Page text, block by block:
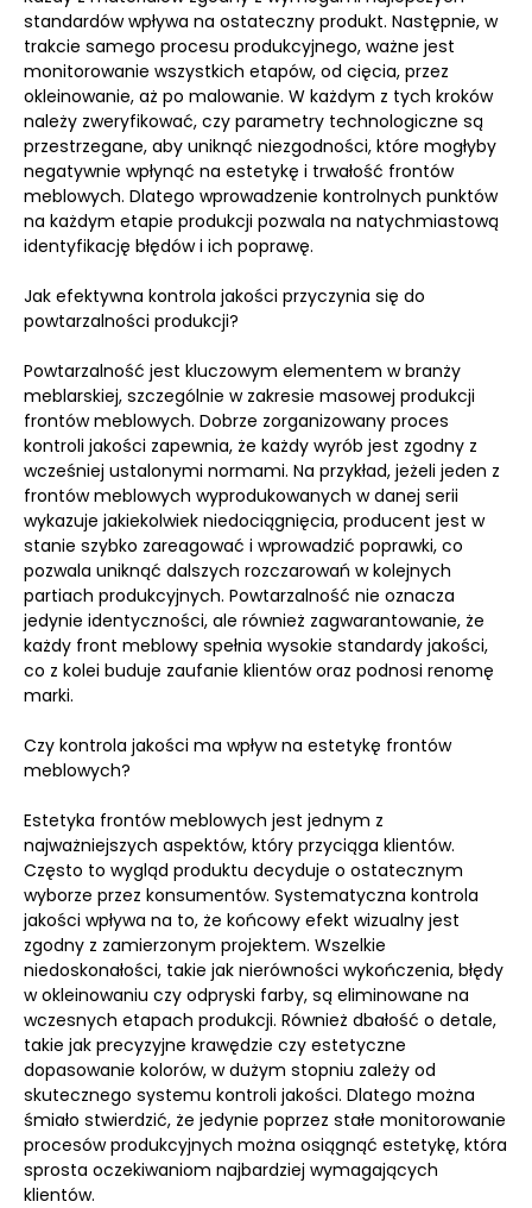
standardów wpływa na ostateczny produkt. Następnie, w
trakcie samego procesu produkcyjnego, ważne jest
monitorowanie wszystkich etapów, od cięcia, przez
okleinowanie, aż po malowanie. W każdym z tych kroków
należy zweryfikować, czy parametry technologiczne są
przestrzegane, aby uniknąć niezgodności, które mogłyby
negatywnie wpłynąć na estetykę i trwałość frontów
meblowych. Dlatego wprowadzenie kontrolnych punktów
na każdym etapie produkcji pozwala na natychmiastową
identyfikację błędów i ich poprawę.
Jak efektywna kontrola jakości przyczynia się do
powtarzalności produkcji?
Powtarzalność jest kluczowym elementem w branży
meblarskiej, szczególnie w zakresie masowej produkcji
frontów meblowych. Dobrze zorganizowany proces
kontroli jakości zapewnia, że każdy wyrób jest zgodny z
wcześniej ustalonymi normami. Na przykład, jeżeli jeden z
frontów meblowych wyprodukowanych w danej serii
wykazuje jakiekolwiek niedociągnięcia, producent jest w
stanie szybko zareagować i wprowadzić poprawki, co
pozwala uniknąć dalszych rozczarowań w kolejnych
partiach produkcyjnych. Powtarzalność nie oznacza
jedynie identyczności, ale również zagwarantowanie, że
każdy front meblowy spełnia wysokie standardy jakości,
co z kolei buduje zaufanie klientów oraz podnosi renomę
marki.
Czy kontrola jakości ma wpływ na estetykę frontów
meblowych?
Estetyka frontów meblowych jest jednym z
najważniejszych aspektów, który przyciąga klientów.
Często to wygląd produktu decyduje o ostatecznym
wyborze przez konsumentów. Systematyczna kontrola
jakości wpływa na to, że końcowy efekt wizualny jest
zgodny z zamierzonym projektem. Wszelkie
niedoskonałości, takie jak nierówności wykończenia, błędy
w okleinowaniu czy odpryski farby, są eliminowane na
wczesnych etapach produkcji. Również dbałość o detale,
takie jak precyzyjne krawędzie czy estetyczne
dopasowanie kolorów, w dużym stopniu zależy od
skutecznego systemu kontroli jakości. Dlatego można
śmiało stwierdzić, że jedynie poprzez stałe monitorowanie
procesów produkcyjnych można osiągnąć estetykę, która
sprosta oczekiwaniom najbardziej wymagających
klientów.